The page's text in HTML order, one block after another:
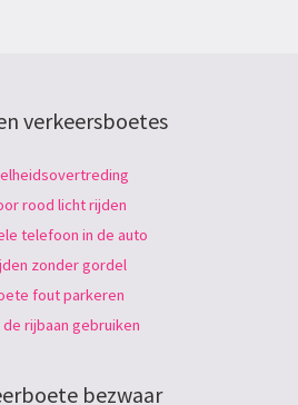
verkeersboetes
rood licht rijden
telefoon in de auto
zonder gordel
fout parkeren
rijbaan gebruiken
bezwaar